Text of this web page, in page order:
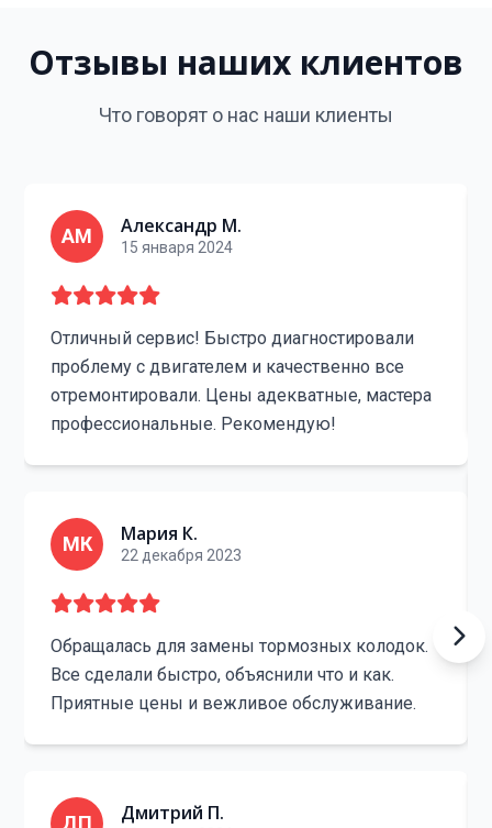
Отзывы наших клиентов
Что говорят о нас наши клиенты
АМ Александр М.
15 января 2024
Отличный сервис! Быстро диагностировали
проблему с двигателем и качественно все
отремонтировали. Цены адекватные, мастера
профессиональные. Рекомендую!
МК Мария К.
22 декабря 2023
Обращалась для замены тормозных колодок.
Все сделали быстро, объяснили что и как.
Приятные цены и вежливое обслуживание.
ДП Дмитрий П.